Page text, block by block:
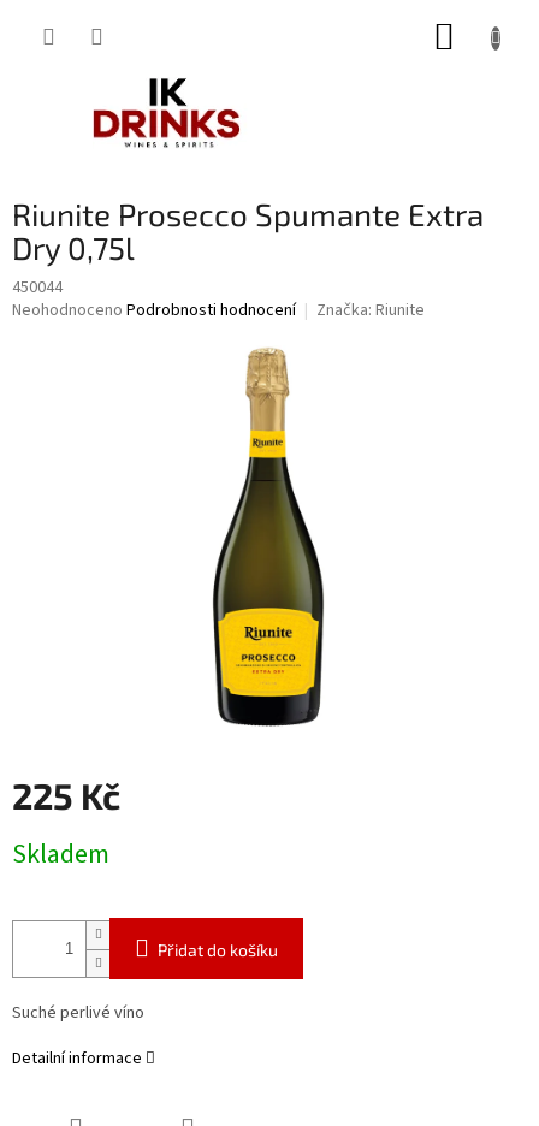
Riunite Prosecco Spumante Extra
Dry 0,75l
450044
Průměrné
Neohodnoceno Podrobnosti hodnocení Značka: Riunite
225 Kč
cena:
Skladem
Přidat do košíku
Suché perlivé víno
Detailní informace